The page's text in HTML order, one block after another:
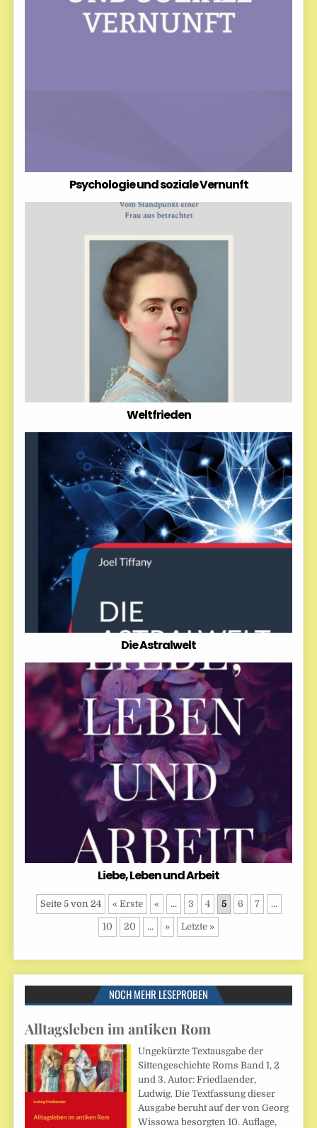
Psychologie und soziale Vernunft
Weltfrieden
Die Astralwelt
Liebe, Leben und Arbeit
Seite 5 von 24 « Erste « ... 3 4 5 6 7 ...
10 20 ... » Letzte »
NOCH MEHR LESEPROBEN
Alltagsleben im antiken Rom
Ungekürzte Textausgabe der
Sittengeschichte Roms Band 1, 2
und 3. Autor: Friedlaender,
Ludwig. Die Textfassung dieser
Ausgabe beruht auf der von Georg
Wissowa besorgten 10. Auflage,